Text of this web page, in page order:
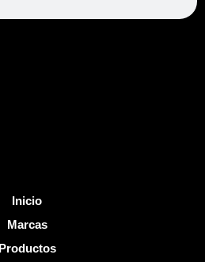
b
u
Inicio
Marcas
Productos